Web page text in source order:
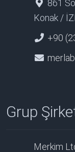
861
Konak /
+90
Grup
Merkim